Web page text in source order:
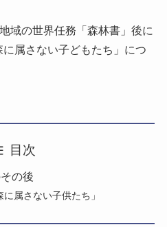
域の世界任務「森林書」後に
属さない子どもたち」につ
目次
の後
属さない子供たち」